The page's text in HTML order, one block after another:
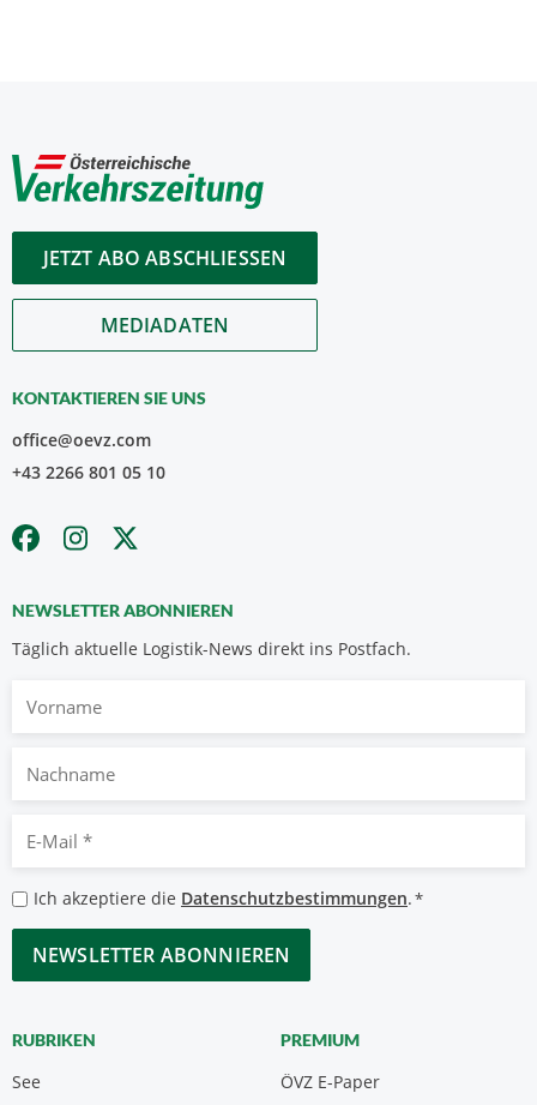
JETZT ABO ABSCHLIESSEN
MEDIADATEN
KONTAKTIEREN SIE UNS
office@oevz.com
+43 2266 801 05 10
NEWSLETTER ABONNIEREN
Täglich aktuelle Logistik-News direkt ins Postfach.
Vorname
Nachname
Mail
*
Datenschutzbestimmungen
*
Ich akzeptiere die Datenschutzbestimmungen.*
CAPTCHA
RUBRIKEN
See
PREMIUM
ÖVZ E-Paper